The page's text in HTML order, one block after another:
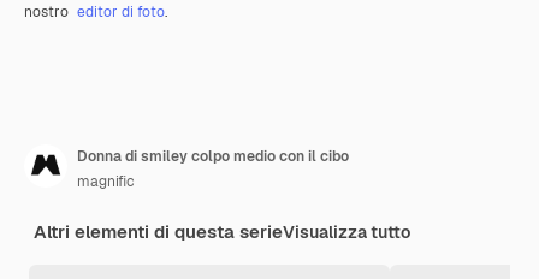
nostro editor di foto.
Donna di smiley colpo medio con il cibo
magnific
Altri elementi di questa serieVisualizza tutto